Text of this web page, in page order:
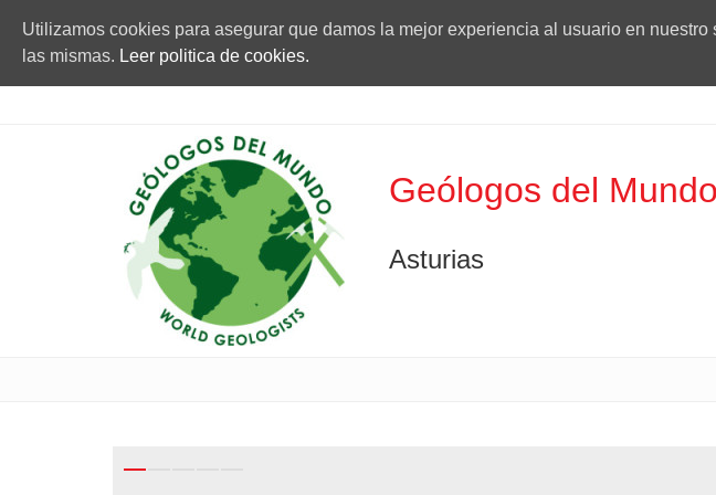
Geólogos del
Asturias
Utilizamos cookies para asegurar que damos la mejor experiencia al usuario en
las mismas. Leer politica de cookies.